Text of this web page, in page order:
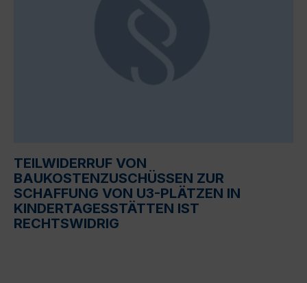
TEILWIDERRUF VON
BAUKOSTENZUSCHÜSSEN ZUR
SCHAFFUNG VON U3-PLÄTZEN IN
KINDERTAGESSTÄTTEN IST
RECHTSWIDRIG